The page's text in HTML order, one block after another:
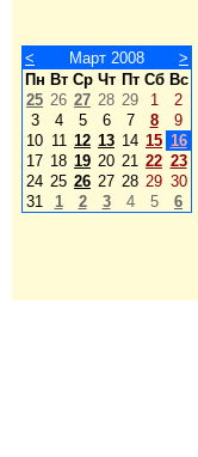
< Март 2008
>
Пн Вт Ср Чт Пт Сб Вс
25 26 27 28 29 1
2
3
4 5 6 7 8
9
10 11 12 13 14 15 16
17 18 19 20 21 22 23
24 25 26 27 28 29 30
31
1 2 3 4 5 6